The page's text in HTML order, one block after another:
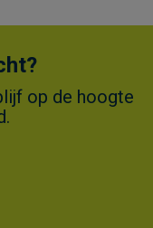
op de hoogte